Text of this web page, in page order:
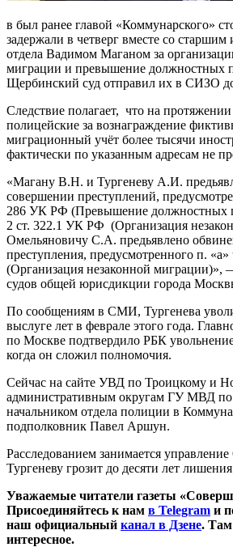
в был ранее главой «Коммунарского»
задержали в четверг вместе со
отдела Вадимом Маганом за
миграции и превышение должностных
Щербинский суд отправил их в СИЗО
Следствие полагает, что на протяжении
полицейские за вознаграждение
миграционный учёт более тысячи
фактически по указанным адресам не
«Магану В.Н. и Тургеневу А.И.
совершении преступлений,
286 УК РФ (Превышение должностных
2 ст. 322.1 УК РФ (Организация
Омельяновичу С.А. предьявлено
преступления, предусмотренного п.
(Организация незаконной миграции)»,
судов общей юрисдикции города
По сообщениям в СМИ, Тургенева
выслуге лет в феврале этого года.
по Москве подтвердило РБК
когда он сложил полномочия.
Сейчас на сайте УВД по Троицкому и
административным округам ГУ МВД по
начальником отдела полиции в
подполковник Павел Аршун.
Расследованием занимается
Тургеневу грозит до десяти лет
Уважаемые читатели газеты
Присоединяйтесь к нам в Telegram и
наш официальный канал в Дзене. Там
интересное.